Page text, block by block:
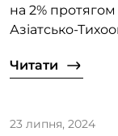
на 2%
Азіатсько-
Читати
23 липня, 2024